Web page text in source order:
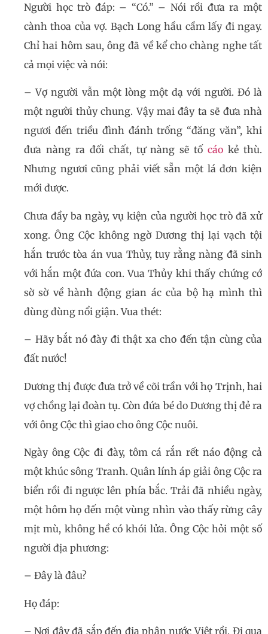
Người học trò đáp: – “Có.” – Nói rồi đưa ra một
cành thoa của vợ. Bạch Long hầu cầm lấy đi ngay.
Chỉ hai hôm sau, ông đã về kể cho chàng nghe tất
cả mọi việc và nói:
– Vợ người vẫn một lòng một dạ với người. Đó là
một người thủy chung. Vậy mai đây ta sẽ đưa nhà
ngươi đến triều đình đánh trống “đăng văn”, khi
đưa nàng ra đối chất, tự nàng sẽ tốcáo kẻ thù.
Nhưng ngươi cũng phải viết sẵn một lá đơn kiện
mới được.
Chưa đầy ba ngày, vụ kiện của người học trò đã xử
xong. Ông Cộc không ngờ Dương thị lại vạch tội
hắn trước tòa án vua Thủy, tuy rằng nàng đã sinh
với hắn một đứa con. Vua Thủy khi thấy chứng cớ
sờ sờ về hành động gian ác của bộ hạ mình thì
đùng đùng nổi giận. Vua thét:
– Hãy bắt nó đày đi thật xa cho đến tận cùng của
đất nước!
Dương thị được đưa trở về cõi trần với họ Trịnh, hai
vợ chồng lại đoàn tụ. Còn đứa bé do Dương thị đẻ ra
với ông Cộc thì giao cho ông Cộc nuôi.
Ngày ông Cộc đi đày, tôm cá rắn rết náo động cả
một khúc sông Tranh. Quân lính áp giải ông Cộc ra
biển rồi đi ngược lên phía bắc. Trải đã nhiều ngày,
một hôm họ đến một vùng nhìn vào thấy rừng cây
mịt mù, không hề có khói lửa. Ông Cộc hỏi một số
người địa phương:
– Đây là đâu?
Họ đáp:
– Nơi đây đã sắp đến địa phận nước Việt rồi. Đi qua